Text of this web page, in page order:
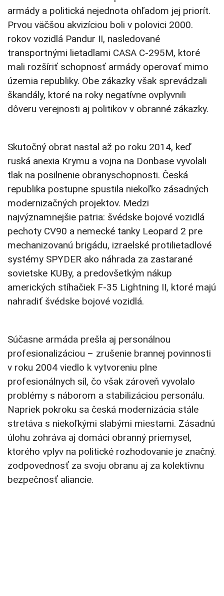
armády a politická nejednota ohľadom jej priorít.
Prvou väčšou akvizíciou boli v polovici 2000.
rokov vozidlá Pandur II, nasledované
transportnými lietadlami CASA C-295M, ktoré
mali rozšíriť schopnosť armády operovať mimo
územia republiky. Obe zákazky však sprevádzali
škandály, ktoré na roky negatívne ovplyvnili
dôveru verejnosti aj politikov v obranné zákazky.
Skutočný obrat nastal až po roku 2014, keď
ruská anexia Krymu a vojna na Donbase vyvolali
tlak na posilnenie obranyschopnosti. Česká
republika postupne spustila niekoľko zásadných
modernizačných projektov. Medzi
najvýznamnejšie patria: švédske bojové vozidlá
pechoty CV90 a nemecké tanky Leopard 2 pre
mechanizovanú brigádu, izraelské protilietadlové
systémy SPYDER ako náhrada za zastarané
sovietske KUBy, a predovšetkým nákup
amerických stíhačiek F-35 Lightning II, ktoré majú
nahradiť švédske bojové vozidlá.
Súčasne armáda prešla aj personálnou
profesionalizáciou – zrušenie brannej povinnosti
v roku 2004 viedlo k vytvoreniu plne
profesionálnych síl, čo však zároveň vyvolalo
problémy s náborom a stabilizáciou personálu.
Napriek pokroku sa česká modernizácia stále
stretáva s niekoľkými slabými miestami. Zásadnú
úlohu zohráva aj domáci obranný priemysel,
ktorého vplyv na politické rozhodovanie je značný.
zodpovednosť za svoju obranu aj za kolektívnu
bezpečnosť aliancie.